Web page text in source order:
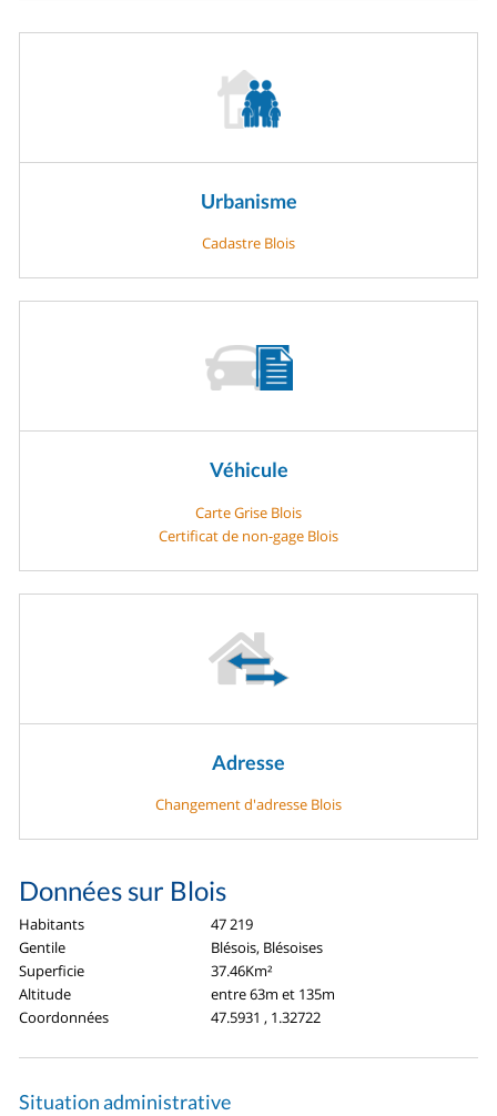
Urbanisme
Cadastre Blois
Véhicule
Carte Grise Blois
Certificat de non-gage Blois
Adresse
Changement d'adresse Blois
Données sur Blois
Habitants
47 219
Gentile
Blésois, Blésoises
Superficie
37.46Km²
Altitude
entre 63m et 135m
Coordonnées
47.5931 , 1.32722
Situation administrative